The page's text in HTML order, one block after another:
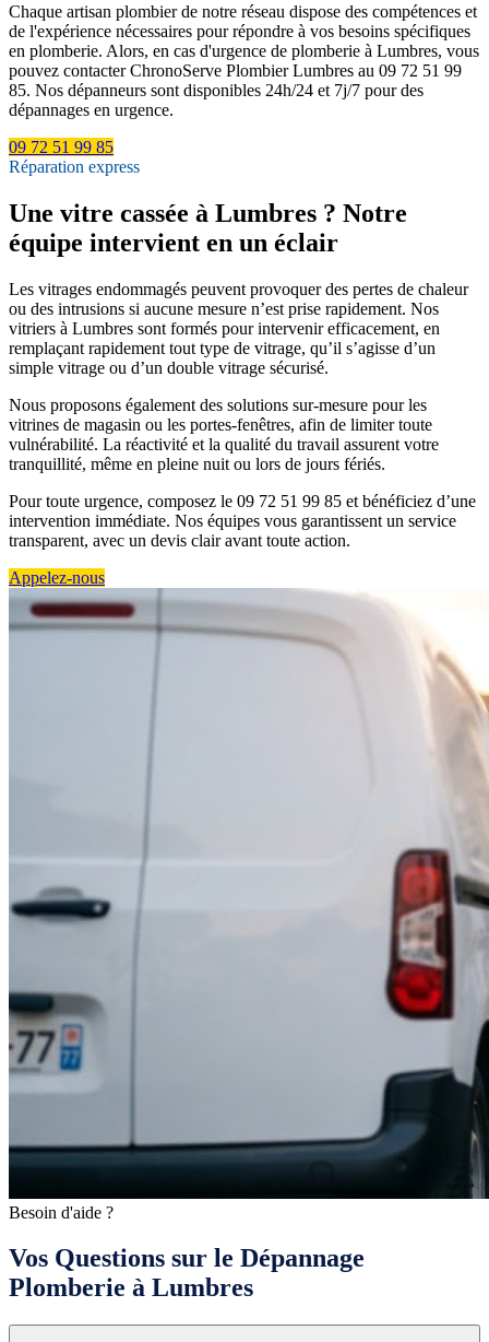
Chaque artisan plombier de notre réseau dispose des compétences et
de l'expérience nécessaires pour répondre à vos besoins spécifiques
en plomberie. Alors, en cas d'urgence de plomberie à Lumbres, vous
pouvez contacter ChronoServe Plombier Lumbres au 09 72 51 99
85. Nos dépanneurs sont disponibles 24h/24 et 7j/7 pour des
dépannages en urgence.
09 72 51 99 85
Réparation express
Une vitre cassée à Lumbres ? Notre
équipe intervient en un éclair
Les vitrages endommagés peuvent provoquer des pertes de chaleur
ou des intrusions si aucune mesure n’est prise rapidement. Nos
vitriers à Lumbres sont formés pour intervenir efficacement, en
remplaçant rapidement tout type de vitrage, qu’il s’agisse d’un
simple vitrage ou d’un double vitrage sécurisé.
Nous proposons également des solutions sur-mesure pour les
vitrines de magasin ou les portes-fenêtres, afin de limiter toute
vulnérabilité. La réactivité et la qualité du travail assurent votre
tranquillité, même en pleine nuit ou lors de jours fériés.
Pour toute urgence, composez le 09 72 51 99 85 et bénéficiez d’une
intervention immédiate. Nos équipes vous garantissent un service
transparent, avec un devis clair avant toute action.
Appelez-nous
Besoin d'aide ?
Vos Questions sur le Dépannage
Plomberie à Lumbres